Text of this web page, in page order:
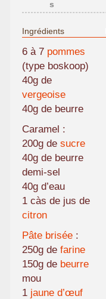
s
Ingrédients
6 à 7 pommes
(type boskoop)
40g de
vergeoise
40g de beurre
Caramel :
200g de sucre
40g de beurre
demi-sel
40g d’eau
1 càs de jus de
citron
Pâte brisée :
250g de farine
150g de beurre
mou
1 jaune d’œuf